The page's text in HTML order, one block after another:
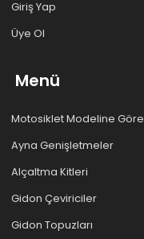
Giriş Yap
Üye Ol
Menü
Motosiklet Modeline Göre
Ayna Genişletmeler
Alçaltma Kitleri
Gidon Çeviriciler
Gidon Topuzları